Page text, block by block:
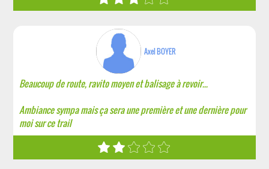
Axel BOYER
Beaucoup de route, ravito moyen et balisage à revoir...
Ambiance sympa mais ça sera une première et une dernière pour
moi sur ce trail